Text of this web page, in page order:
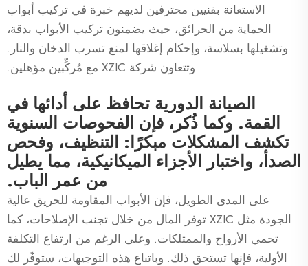
الاستعانة بفنيين محترفين لديهم خبرة في تركيب أبواب
الحماية من الحرائق، حيث يضمنون تركيب الأبواب بدقة،
وتشغيلها بسلاسة، وإحكام إغلاقها لمنع تسرب الدخان والنار.
وتتعاون شركة XZIC مع مُركِّبين مؤهلين.
الصيانة الدورية تحافظ على أدائها في
القمة. وكما ذُكر، فإن الفحوصات السنوية
تكشف المشكلات مبكرًا: التنظيف، وفحص
الصدأ، واختبار الأجزاء الميكانيكية، مما يطيل
من عمر الباب.
على المدى الطويل، فإن الأبواب المقاومة للحريق عالية
الجودة مثل XZIC توفر المال من خلال تجنب الإصلاحات، كما
تحمي الأرواح والممتلكات. وعلى الرغم من ارتفاع التكلفة
الأولية، فإنها تستحق ذلك. وباتباع هذه التوجيهات، ستوفّر لك